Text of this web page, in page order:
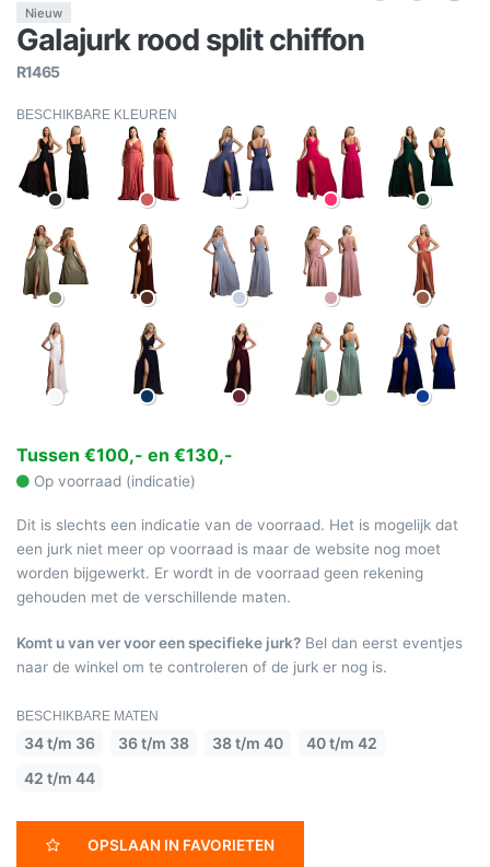
Nieuw
Galajurk rood split chiffon
R1465
BESCHIKBARE KLEUREN
Tussen €100,- en €130,-
Op voorraad (indicatie)
Dit is slechts een indicatie van de voorraad. Het is mogelijk dat
een jurk niet meer op voorraad is maar de website nog moet
worden bijgewerkt. Er wordt in de voorraad geen rekening
gehouden met de verschillende maten.
Komt u van ver voor een specifieke jurk? Bel dan eerst eventjes
naar de winkel om te controleren of de jurk er nog is.
BESCHIKBARE MATEN
34 t/m 36 36 t/m 38 38 t/m 40
40 t/m 42
42 t/m 44
OPSLAAN IN FAVORIETEN